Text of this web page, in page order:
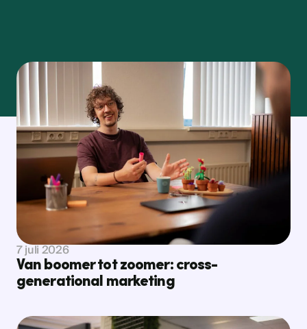
Bekijk nieuws
Bekijk nieuws
Van boomer tot zoomer: cross-
generational marketing
7 juli 2026